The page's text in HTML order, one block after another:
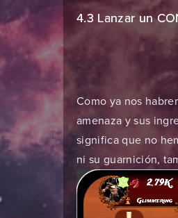
4.3 Lanzar un
Como ya nos
amenaza y sus
significa que no
ni su guarnición,